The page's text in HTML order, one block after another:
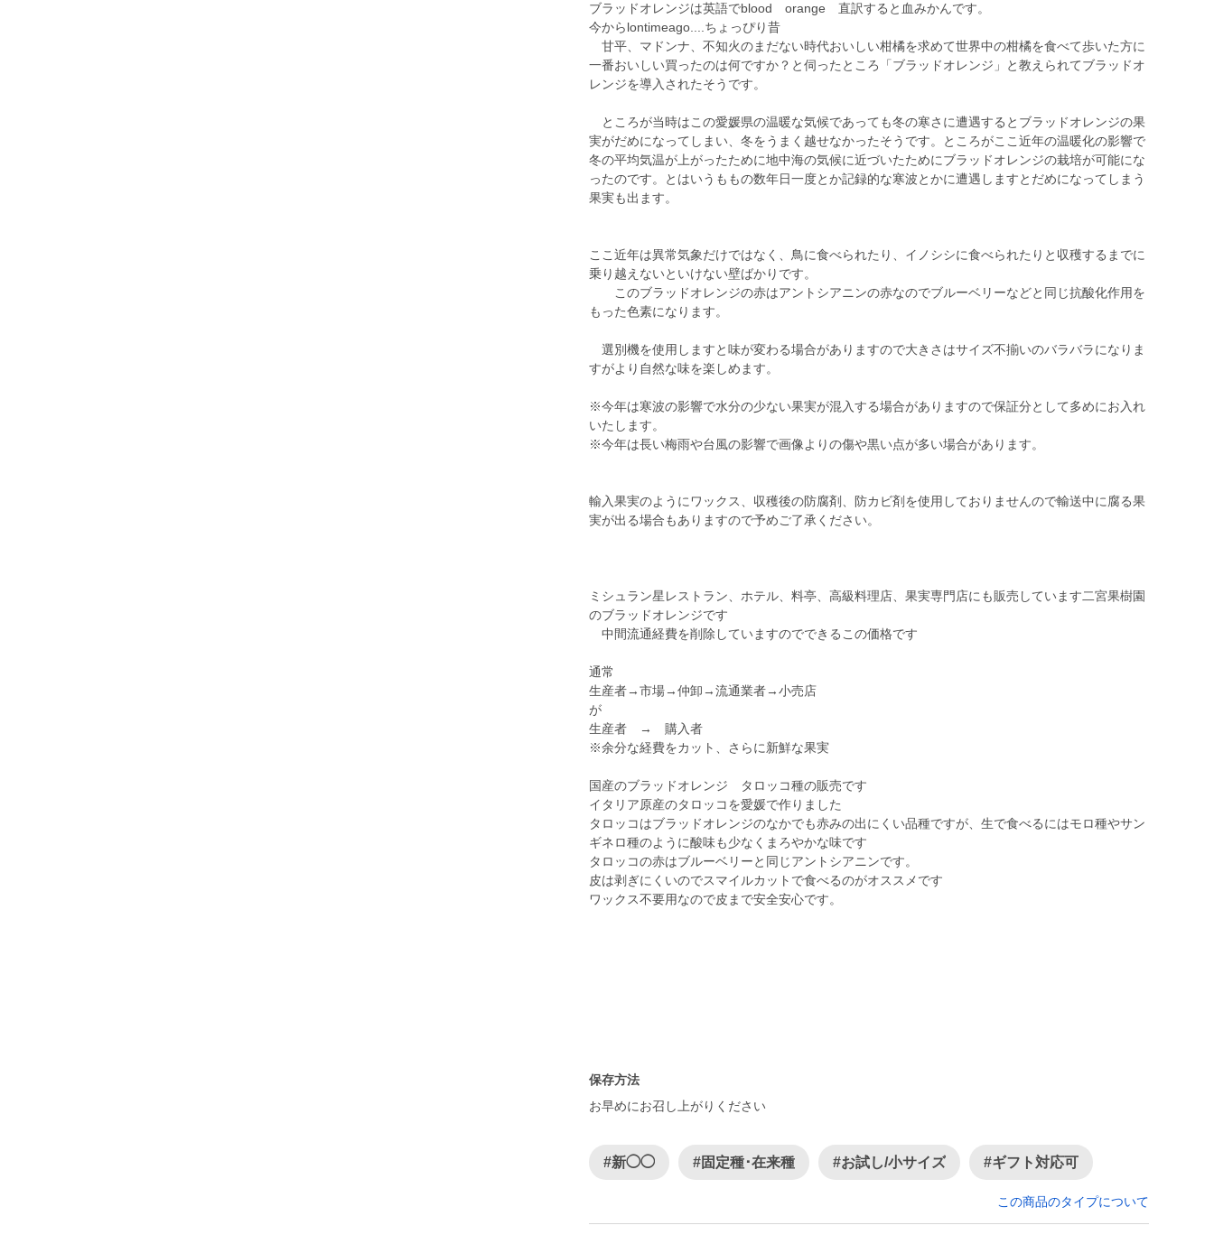
ブラッドオレンジは英語でblood orange 直訳すると血みかんです。
今からlontimeago....ちょっぴり昔
甘平、マドンナ、不知火のまだない時代おいしい柑橘を求めて世界中の柑橘を食べて歩いた方に
一番おいしい買ったのは何ですか？と伺ったところ「ブラッドオレンジ」と教えられてブラッドオ
レンジを導入されたそうです。
ところが当時はこの愛媛県の温暖な気候であっても冬の寒さに遭遇するとブラッドオレンジの果
実がだめになってしまい、冬をうまく越せなかったそうです。ところがここ近年の温暖化の影響で
冬の平均気温が上がったために地中海の気候に近づいたためにブラッドオレンジの栽培が可能にな
ったのです。とはいうももの数年日一度とか記録的な寒波とかに遭遇しますとだめになってしまう
果実も出ます。
ここ近年は異常気象だけではなく、鳥に食べられたり、イノシシに食べられたりと収穫するまでに
乗り越えないといけない壁ばかりです。
このブラッドオレンジの赤はアントシアニンの赤なのでブルーベリーなどと同じ抗酸化作用を
もった色素になります。
選別機を使用しますと味が変わる場合がありますので大きさはサイズ不揃いのバラバラになりま
すがより自然な味を楽しめます。
※今年は寒波の影響で水分の少ない果実が混入する場合がありますので保証分として多めにお入れ
いたします。
※今年は長い梅雨や台風の影響で画像よりの傷や黒い点が多い場合があります。
輸入果実のようにワックス、収穫後の防腐剤、防カビ剤を使用しておりませんので輸送中に腐る果
実が出る場合もありますので予めご了承ください。
ミシュラン星レストラン、ホテル、料亭、高級料理店、果実専門店にも販売しています二宮果樹園
のブラッドオレンジです
中間流通経費を削除していますのでできるこの価格です
通常
生産者→市場→仲卸→流通業者→小売店
が
生産者 → 購入者
※余分な経費をカット、さらに新鮮な果実
国産のブラッドオレンジ タロッコ種の販売です
イタリア原産のタロッコを愛媛で作りました
タロッコはブラッドオレンジのなかでも赤みの出にくい品種ですが、生で食べるにはモロ種やサン
ギネロ種のように酸味も少なくまろやかな味です
タロッコの赤はブルーベリーと同じアントシアニンです。
皮は剥ぎにくいのでスマイルカットで食べるのがオススメです
ワックス不要用なので皮まで安全安心です。
保存方法
お早めにお召し上がりください
#新◯◯ #固定種･在来種 #お試し/小サイズ #ギフト対応可
この商品のタイプについて